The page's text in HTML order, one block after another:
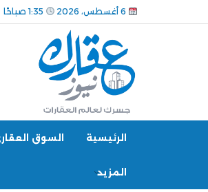
الرئيسية السوق
المزيد